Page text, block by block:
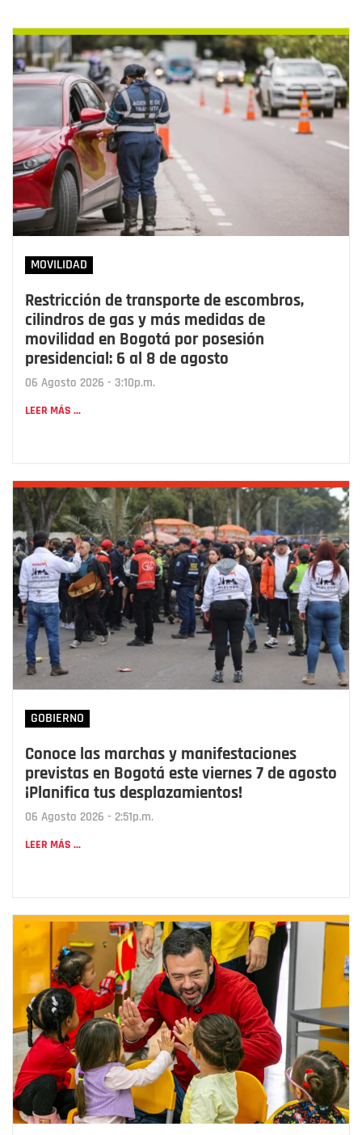
MOVILIDAD
Restricción de transporte de escombros,
cilindros de gas y más medidas de
movilidad en Bogotá por posesión
presidencial: 6 al 8 de agosto
06 Agosto 2026 - 3:10p.m.
LEER MÁS ...
GOBIERNO
Conoce las marchas y manifestaciones
previstas en Bogotá este viernes 7 de agosto
¡Planifica tus desplazamientos!
06 Agosto 2026 - 2:51p.m.
LEER MÁS ...